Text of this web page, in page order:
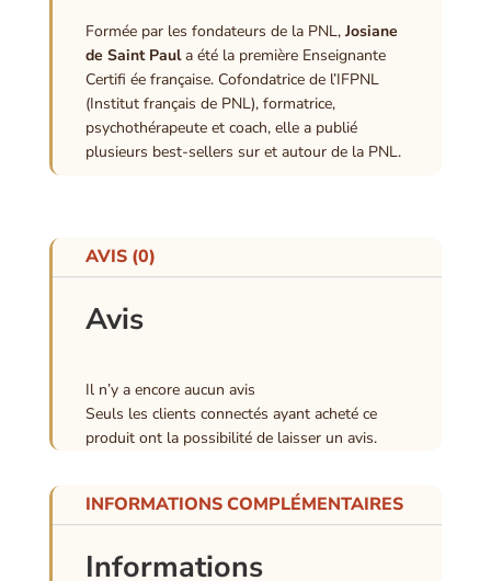
Formée par les fondateurs de la PNL, Josiane
de Saint Paula été la première Enseignante
Certifi ée française. Cofondatrice de l’IFPNL
(Institut français de PNL), formatrice,
psychothérapeute et coach, elle a publié
plusieurs best-sellers sur et autour de la PNL.
AVIS (0)
Avis
Il n’y a encore aucun avis
Seuls les clients connectés ayant acheté ce
produit ont la possibilité de laisser un avis.
INFORMATIONS COMPLÉMENTAIRES
Informations